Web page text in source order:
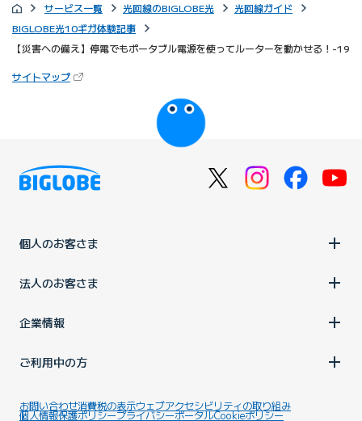
サービス一覧 光回線のBIGLOBE光
光回線ガイド
BIGLOBE光10ギガ体験記事
【災害への備え】停電でもポータブル電源を使ってルーターを動かせる！-19
サイトマップ（新しいタブで開きます）
びっぷるのページ
個人のお客さま
法人のお客さま
企業情報
ご利用中の方
お問い合わせ消費税の表示ウェブアクセシビリティの取り組み
個人情報保護ポリシープライバシーポータルCookieポリシー